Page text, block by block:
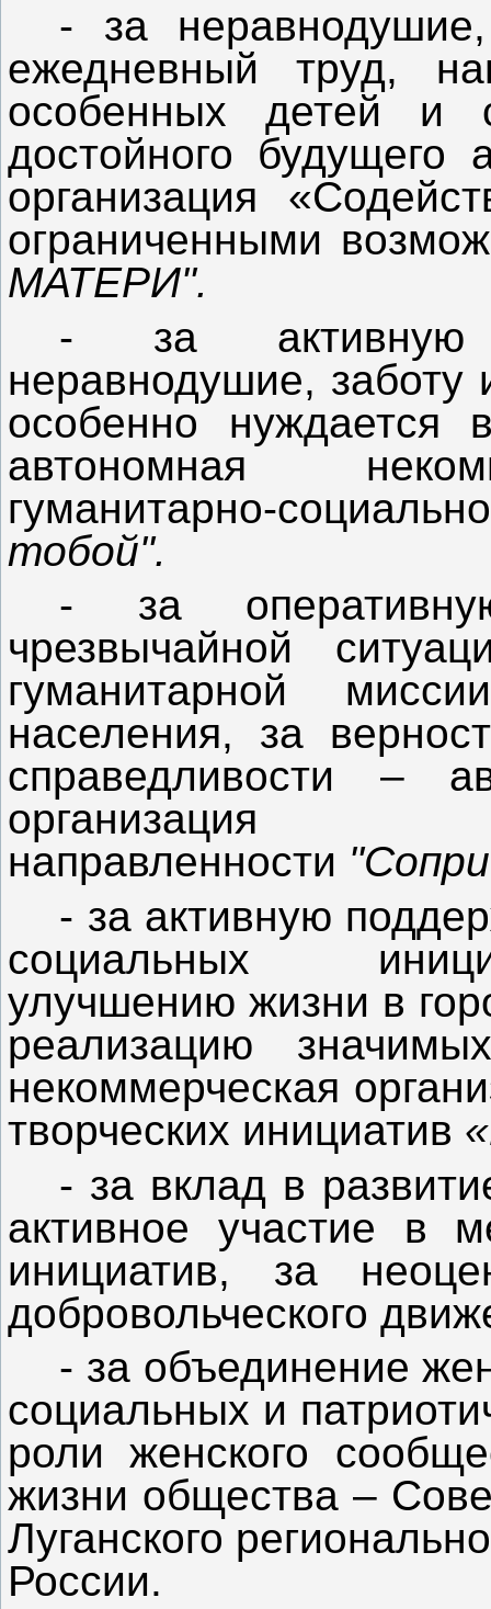
- за
ежедневный труд,
особенных детей и
достойного будущего
организация
ограниченными
МАТЕРИ".
- за активную
неравнодушие,
особенно
автономная
гуманитарно-
тобой".
- за
чрезвычайной
гуманитарной
населения, за
справедливости –
организация
направленности
- за активную
социальных
улучшению жизни в
реализацию
некоммерческая
творческих инициатив
- за вклад в
активное участие в
инициатив, за
добровольческого
- за объединение
социальных и
роли женского
жизни общества –
Луганского
России.